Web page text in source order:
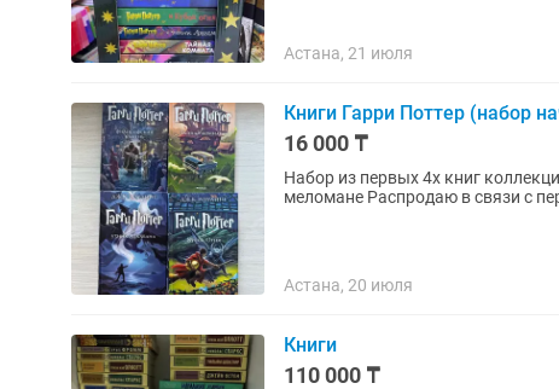
Астана, 21 июля
Книги Гарри Поттер (набор
16 000 ₸
Набор из первых 4х книг коллекции Идеально на
меломане Распродаю в связи с
Астана, 20 июля
Книги
110 000 ₸